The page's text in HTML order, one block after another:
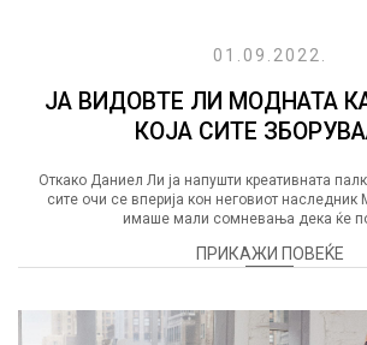
01.09.2022.
ЈА ВИДОВТЕ ЛИ МОДНАТА
КОЈА СИТЕ
Откако Даниел Ли ја напушти креативната
сите очи се вперија кон неговиот наследник
имаше мали сомневања дека ќе
ПРИКАЖИ ПОВЕЌЕ